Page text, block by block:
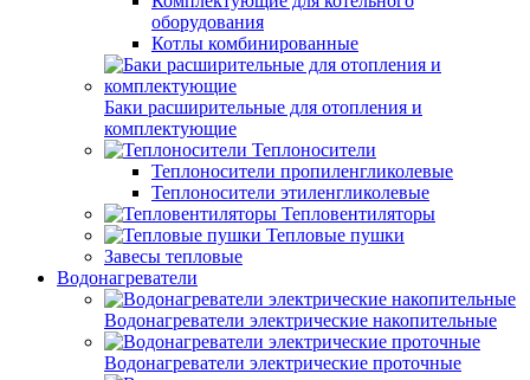
оборудования
Котлы комбинированные
Баки расширительные для отопления и
комплектующие
Теплоносители
Теплоносители пропиленгликолевые
Теплоносители этиленгликолевые
Тепловентиляторы
Тепловые пушки
Завесы тепловые
Водонагреватели
Водонагреватели электрические накопительные
Водонагреватели электрические проточные